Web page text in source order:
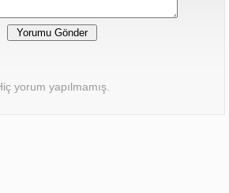
yorum yapılmamış.